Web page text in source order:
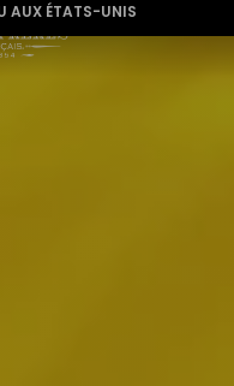
AUX ÉTATS-UNIS